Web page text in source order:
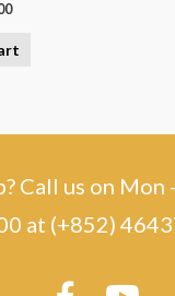
Call us on Mon
at (+852)